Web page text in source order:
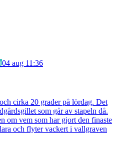
04 aug 11:36
cirka 20 grader på lördag. Det
som går av stapeln då.
om vem som har gjort den finaste
och flyter vackert i vallgraven